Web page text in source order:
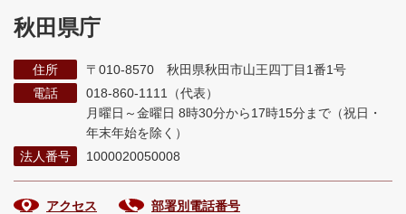
秋田県庁
住所
〒010-8570 秋田県秋田市山王四丁目1番1号
電話
018-860-1111（代表）
月曜日～金曜日 8時30分から17時15分まで （祝日・
年末年始を除く）
法人番号
1000020050008
アクセス 部署別電話番号